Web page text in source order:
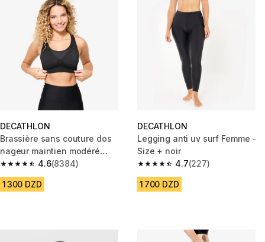
DECATHLON
Brassière sans couture dos
nageur maintien modéré
Femme, Noir
4.6
4.6 out of 5 stars from 8384 reviews
(8384)
1 300 DZD
DECATHLON
Legging anti uv surf Femme -
Size + noir
4.7
4.7 out of 5 stars from 227
(227)
1 700 DZD